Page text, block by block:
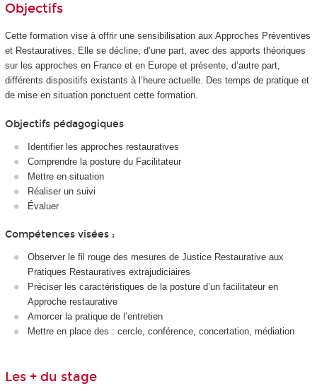
Objectifs
Cette formation vise à offrir une sensibilisation aux Approches Préventives
et Restauratives. Elle se décline, d’une part, avec des apports théoriques
sur les approches en France et en Europe et présente, d’autre part,
différents dispositifs existants à l’heure actuelle. Des temps de pratique et
de mise en situation ponctuent cette formation.
Objectifs pédagogiques
Identifier les approches restauratives
Comprendre la posture du Facilitateur
Mettre en situation
Réaliser un suivi
Évaluer
Compétences visées :
Observer le fil rouge des mesures de Justice Restaurative aux
Pratiques Restauratives extrajudiciaires
Préciser les caractéristiques de la posture d’un facilitateur en
Approche restaurative
Amorcer la pratique de l’entretien
Mettre en place des : cercle, conférence, concertation, médiation
Les + du stage